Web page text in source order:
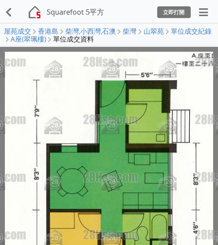
Squarefoot 5平方 立即打開
屋苑成交 香港島 柴灣,小西灣,石澳 柴灣 山翠苑
單位成交紀錄
A座(翠珮樓)
單位成交資料